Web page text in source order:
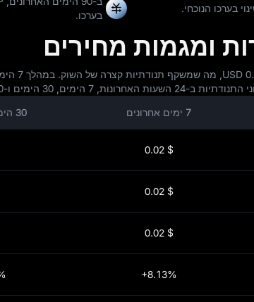
בערכו הנוכחי.
בערכו.
7 ימים אחרונים 30 הימים האחרונים
$ 0.02
$ 0.02
$ 0.02
+8.13%